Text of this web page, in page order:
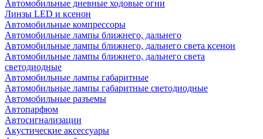
Автомобильные дневные ходовые огни
Линзы LED и ксенон
Автомобильные компрессоры
Автомобильные лампы ближнего, дальнего
Автомобильные лампы ближнего, дальнего света ксенон
Автомобильные лампы ближнего, дальнего света
светодиодные
Автомобильные лампы габаритные
Автомобильные лампы габаритные светодиодные
Автомобильные разъемы
Автопарфюм
Автосигнализации
Акустические аксессуары